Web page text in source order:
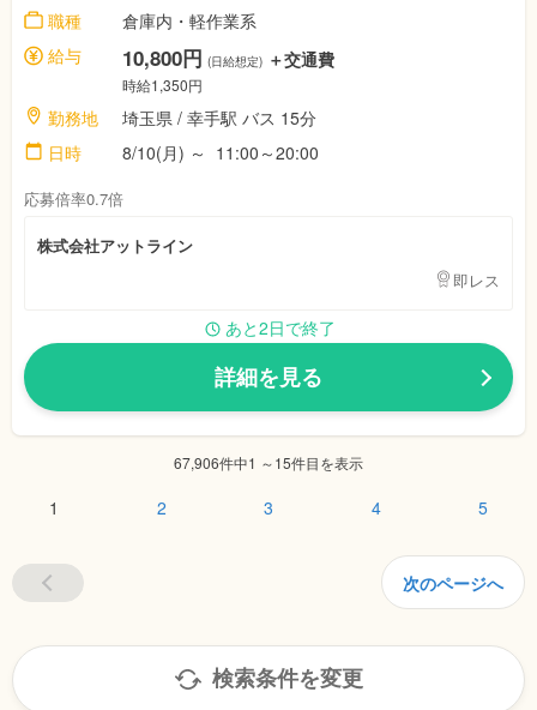
職種
倉庫内・軽作業系
給与
10,800円 (日給想定) ＋交通費
時給1,350円
勤務地
埼玉県 / 幸手駅 バス 15分
日時
8/10(月) ～ 11:00～20:00
応募倍率0.7倍
株式会社アットライン
即レス
あと2日で終了
詳細を見る
67,906件中1 ～15件目を表示
1 2 3 4 5
次のページへ
検索条件を変更